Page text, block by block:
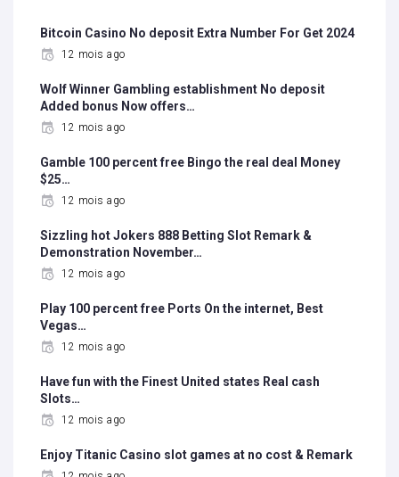
Bitcoin Casino No deposit Extra Number For Get 2024
12 mois ago
Wolf Winner Gambling establishment No deposit
Added bonus Now offers…
12 mois ago
Gamble 100 percent free Bingo the real deal Money
$25…
12 mois ago
Sizzling hot Jokers 888 Betting Slot Remark &
Demonstration November…
12 mois ago
Play 100 percent free Ports On the internet, Best
Vegas…
12 mois ago
Have fun with the Finest United states Real cash
Slots…
12 mois ago
Enjoy Titanic Casino slot games at no cost & Remark